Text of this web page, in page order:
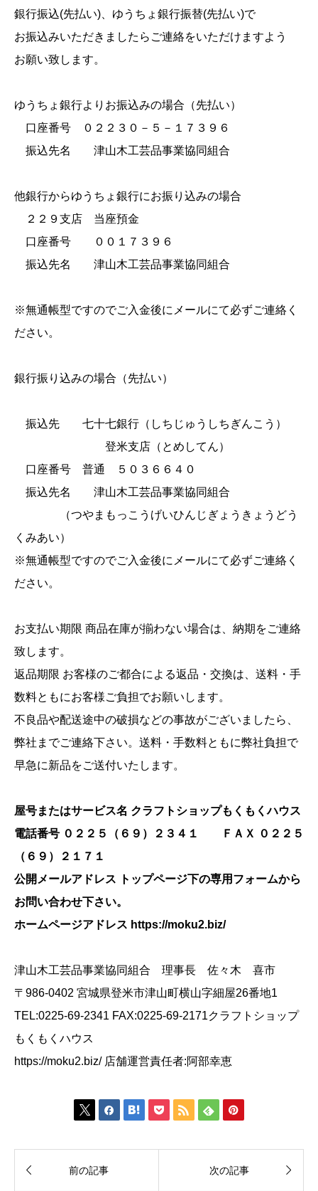
銀行振込(先払い)、ゆうちょ銀行振替(先払い)で
お振込みいただきましたらご連絡をいただけますよう
お願い致します。
ゆうちょ銀行よりお振込みの場合（先払い）
口座番号 ０２２３０－５－１７３９６
振込先名 津山木工芸品事業協同組合
他銀行からゆうちょ銀行にお振り込みの場合
２２９支店 当座預金
口座番号 ００１７３９６
振込先名 津山木工芸品事業協同組合
※無通帳型ですのでご入金後にメールにて必ずご連絡く
ださい。
銀行振り込みの場合（先払い）
振込先 七十七銀行（しちじゅうしちぎんこう）
登米支店（とめしてん）
口座番号 普通 ５０３６６４０
振込先名 津山木工芸品事業協同組合
（つやまもっこうげいひんじぎょうきょうどう
くみあい）
※無通帳型ですのでご入金後にメールにて必ずご連絡く
ださい。
お支払い期限 商品在庫が揃わない場合は、納期をご連絡
致します。
返品期限 お客様のご都合による返品・交換は、送料・手
数料ともにお客様ご負担でお願いします。
不良品や配送途中の破損などの事故がございましたら、
弊社までご連絡下さい。送料・手数料ともに弊社負担で
早急に新品をご送付いたします。
屋号またはサービス名 クラフトショップもくもくハウス
電話番号 ０２２５（６９）２３４１ ＦＡＸ ０２２５
（６９）２１７１
公開メールアドレス トップページ下の専用フォームから
お問い合わせ下さい。
ホームページアドレス https://moku2.biz/
津山木工芸品事業協同組合 理事長 佐々木 喜市
〒986-0402 宮城県登米市津山町横山字細屋26番地1
TEL:0225-69-2341 FAX:0225-69-2171クラフトショップ
もくもくハウス
https://moku2.biz/ 店舗運営責任者:阿部幸恵
      
 前の記事 次の記事 